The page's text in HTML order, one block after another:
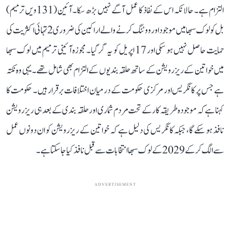
التزام ہے۔ حالانکہ اس کے نفاذ کا عمل آگے نہیں بڑھ سکا۔ آئین (131ویں ترمیم)
بل کو لوک سبھا میں موجود اور ووٹنگ کرنے والے اراکین کی ضروری 2 تہائی اکثریت کی
حمایت حاصل نہیں ہو سکی اور 17 اپریل کو یہ گر گیا۔ مجوزہ آئینی ترمیم میں لوک سبھا
میں خواتین کے ریزرویشن کے ساتھ حلقہ بندیوں کے التزام بھی شامل تھے۔ یہی وہ نکتہ
ہے جس پر کانگریس اور مرکزی حکومت کے درمیان اختلافات برقرار ہیں۔ حکومت کا
کہنا ہے کہ موجودہ طریقہ کار کے تحت مردم شماری اور حلقہ بندی کے بعد ہی ریزرویشن
نافذ ہو سکے گا، جبکہ کانگریس کی دلیل ہے کہ خواتین کے ریزرویشن کو ان دونوں عمل
سے الگ کر کے 2029 کے لوک سبھا انتخابات سے قبل نافذ کیا جا سکتا ہے۔
ADVERTISEMENT